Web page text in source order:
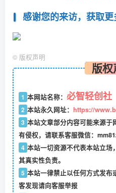
感谢您的来访，获取更
© 版权声明
版
1 本网站名称： 必智轻创社
2 本站永久网址： https://
3 本站文章部分内容可能来源于
有侵权，请联系客服微信：
4 本站一切资源不代表本站立场
其真实性负责。
5 本站一律禁止以任何方式发布
客发现请向客服举报